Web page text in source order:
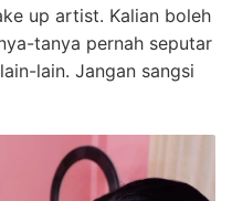
up artist. Kalian boleh
tanya pernah seputar
lain. Jangan sangsi